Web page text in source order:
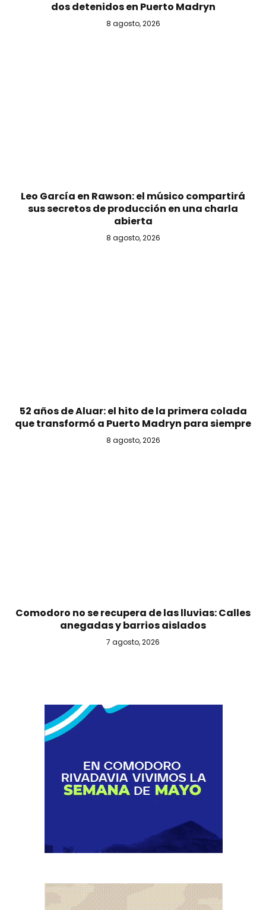
dos detenidos en Puerto Madryn
8 agosto, 2026
Leo García en Rawson: el músico compartirá
sus secretos de producción en una charla
abierta
8 agosto, 2026
52 años de Aluar: el hito de la primera colada
que transformó a Puerto Madryn para siempre
8 agosto, 2026
Comodoro no se recupera de las lluvias: Calles
anegadas y barrios aislados
7 agosto, 2026